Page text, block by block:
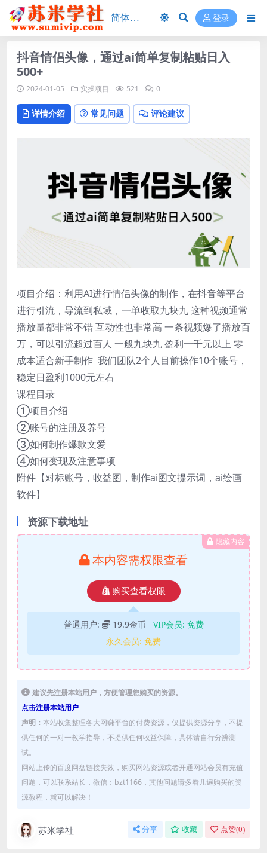
登录
抖音情侣头像，通过ai简单复制粘贴日入
500+
2024-01-05 实操项目 521 0
详情介绍 常见问题 评论建议
项目介绍：利用AI进行情侣头像的制作，在抖音等平台
进行引流，导流到私域，一单收取九块九 这种视频通常
播放量都非常不错 互动性也非常高 一条视频爆了播放百
万，可以引流超过百人 一般九块九 盈利一千元以上 零
成本适合新手制作 我们团队2个人目前操作10个账号，
稳定日盈利1000元左右
课程目录
①项目介绍
②账号的注册及养号
③如何制作爆款文爱
④如何变现及注意事项
附件【对标账号，收益图，制作ai图文提示词，ai绘画
软件】
资源下载地址
隐藏内容
本内容需权限查看
购买查看权限
普通用户: 19.9金币 VIP会员: 免费
永久会员: 免费
建议先注册本站用户，方便管理您购买的资源。
点击注册本站用户
声明： 本站收集整理各大网赚平台的付费资源，仅提供资源分享，不提
供任何的一对一教学指导，不提供任何收益保障，具体请自行分辨测
试。
网站上传的百度网盘链接失效，购买网站资源或者开通网站会员有充值
问题，可以联系站长，微信：bzt1166，其他问题请多看几遍购买的资
源教程，就可以解决！
苏米学社 分享 收藏 点赞(0)